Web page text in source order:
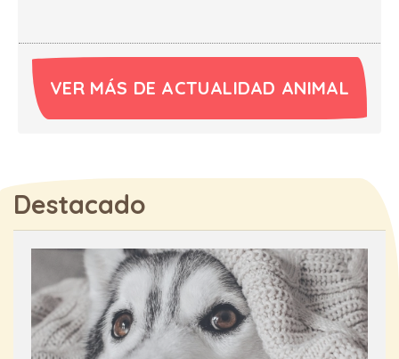
VER MÁS DE ACTUALIDAD ANIMAL
Destacado